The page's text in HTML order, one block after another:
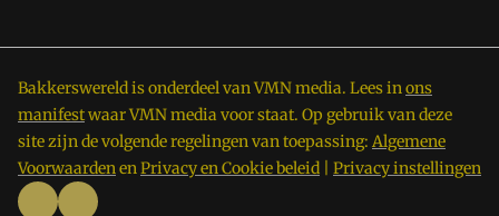
Bakkerswereld is onderdeel van VMN media. Lees inons
manifestwaar VMN media voor staat. Op gebruik van deze
site zijn de volgende regelingen van toepassing: Algemene
VoorwaardenenPrivacy en Cookie beleid Privacy instellingen